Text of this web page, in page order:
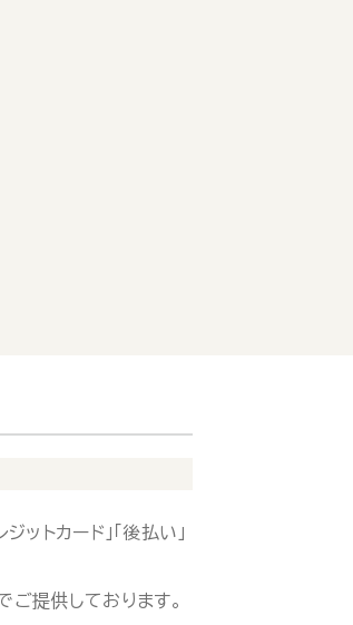
ットカード」「後払い」
提供しております。